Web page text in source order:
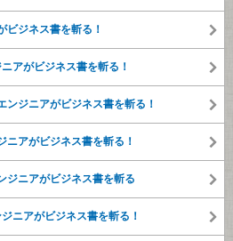
ビジネス書を斬る！
アがビジネス書を斬る！
ンジニアがビジネス書を斬る！
ニアがビジネス書を斬る！
ジニアがビジネス書を斬る
ニアがビジネス書を斬る！